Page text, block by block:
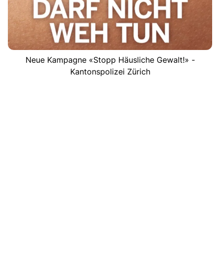
Neue Kampagne «Stopp Häusliche Gewalt!» -
Kantonspolizei Zürich